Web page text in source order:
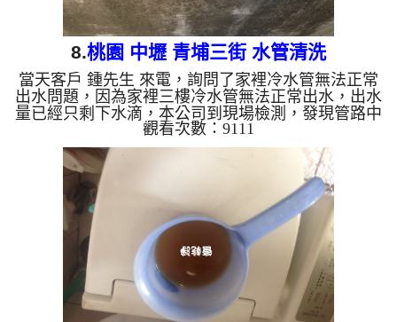
8.桃園 中壢 青埔三街 水管清洗
當天客戶 鍾先生 來電，詢問了家裡冷水管無法正常
出水問題，因為家裡三樓冷水管無法正常出水，出水
量已經只剩下水滴，本公司到現場檢測，發現管路中
被異物填滿，本公司架設 管路清洗機 ，開始 清洗水
管 ，三角凡爾噴出黑水，如下影片，黑水如青草茶
般如下圖，客戶 鍾先生 看傻了眼，水管管路裡面藏
了這麼多東西， 洗水管 時堵塞了一次，本公司改用
特殊工法， 水管清洗 約三個小時後，水管出水已恢
復正常，鍾先生 總算能正常用水。 清洗水管, 水管清
洗, 洗水管, 熱水管堵塞, 熱水忽冷忽熱 ...
觀看次數：9111